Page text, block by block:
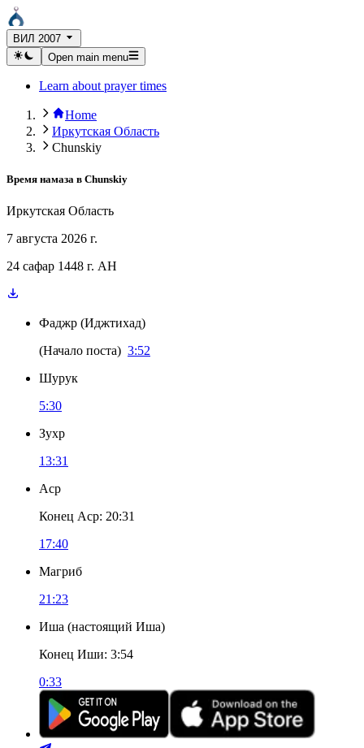
ВИЛ 2007
Open main menu
Learn about prayer times
Home
Иркутская Область
Chunskiy
Время намаза в Chunskiy
Иркутская Область
7 августа 2026 г.
24 сафар 1448 г. AH
Фаджр (Иджтихад)
(Начало поста) 3:52
Шурук
5:30
Зухр
13:31
Аср
Конец Аср: 20:31
17:40
Магриб
21:23
Иша (настоящий Иша)
Конец Иши: 3:54
0:33